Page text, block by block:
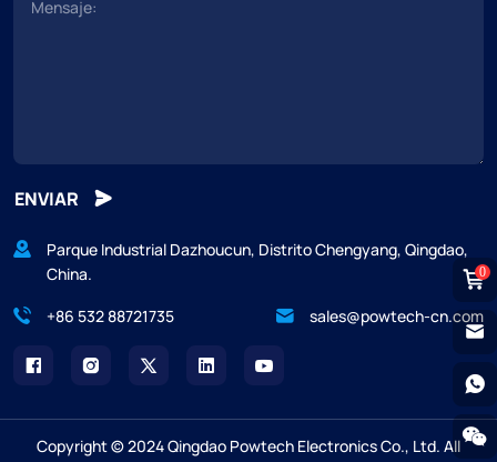
ENVIAR
Parque Industrial Dazhoucun, Distrito Chengyang, Qingdao,
China.
+86 532 88721735
sales@powtech-cn.com
Copyright © 2024 Qingdao Powtech Electronics Co., Ltd. All
0